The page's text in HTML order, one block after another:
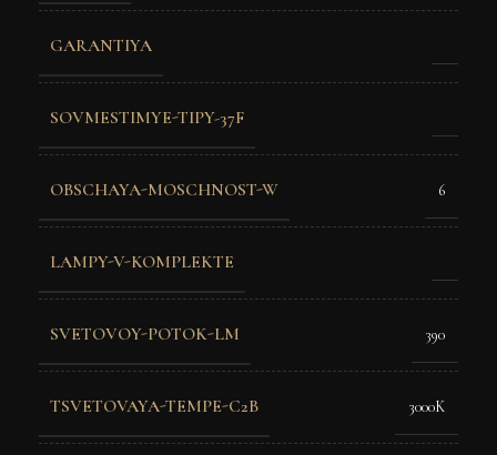
GARANTIYA
SOVMESTIMYE-TIPY-37F
OBSCHAYA-MOSCHNOST-W 6
LAMPY-V-KOMPLEKTE
SVETOVOY-POTOK-LM 390
TSVETOVAYA-TEMPE-C2B 3000K